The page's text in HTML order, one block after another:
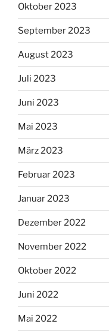
Oktober 2023
September 2023
August 2023
Juli 2023
Juni 2023
Mai 2023
März 2023
Februar 2023
Januar 2023
Dezember 2022
November 2022
Oktober 2022
Juni 2022
Mai 2022